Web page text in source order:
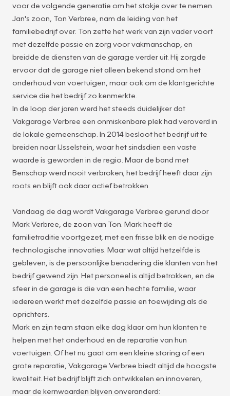
voor de volgende generatie om het stokje over te nemen.
Jan's zoon, Ton Verbree, nam de leiding van het
familiebedrijf over. Ton zette het werk van zijn vader voort
met dezelfde passie en zorg voor vakmanschap, en
breidde de diensten van de garage verder uit. Hij zorgde
ervoor dat de garage niet alleen bekend stond om het
onderhoud van voertuigen, maar ook om de klantgerichte
service die het bedrijf zo kenmerkte.
In de loop der jaren werd het steeds duidelijker dat
Vakgarage Verbree een onmiskenbare plek had veroverd in
de lokale gemeenschap. In 2014 besloot het bedrijf uit te
breiden naar IJsselstein, waar het sindsdien een vaste
waarde is geworden in de regio. Maar de band met
Benschop werd nooit verbroken; het bedrijf heeft daar zijn
roots en blijft ook daar actief betrokken.
Vandaag de dag wordt Vakgarage Verbree gerund door
Mark Verbree, de zoon van Ton. Mark heeft de
familietraditie voortgezet, met een frisse blik en de nodige
technologische innovaties. Maar wat altijd hetzelfde is
gebleven, is de persoonlijke benadering die klanten van het
bedrijf gewend zijn. Het personeel is altijd betrokken, en de
sfeer in de garage is die van een hechte familie, waar
iedereen werkt met dezelfde passie en toewijding als de
oprichters.
Mark en zijn team staan elke dag klaar om hun klanten te
helpen met het onderhoud en de reparatie van hun
voertuigen. Of het nu gaat om een kleine storing of een
grote reparatie, Vakgarage Verbree biedt altijd de hoogste
kwaliteit. Het bedrijf blijft zich ontwikkelen en innoveren,
maar de kernwaarden blijven onveranderd: